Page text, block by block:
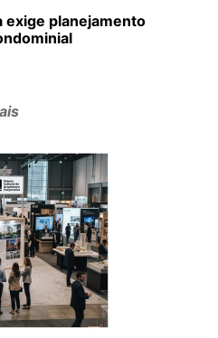
exige planejamento